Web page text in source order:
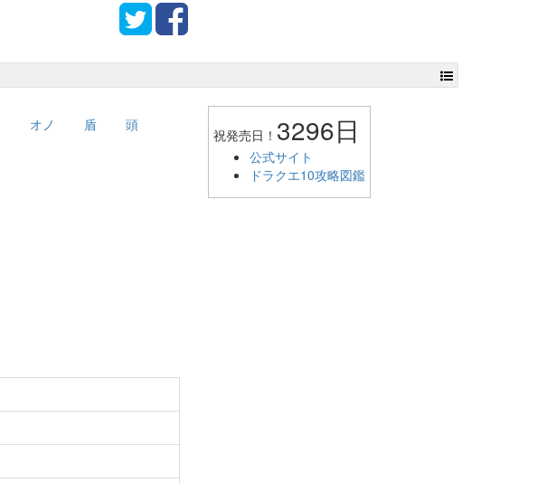
オノ 盾
頭
祝発売日！ 3296日
公式サイト
ドラクエ10攻略図鑑